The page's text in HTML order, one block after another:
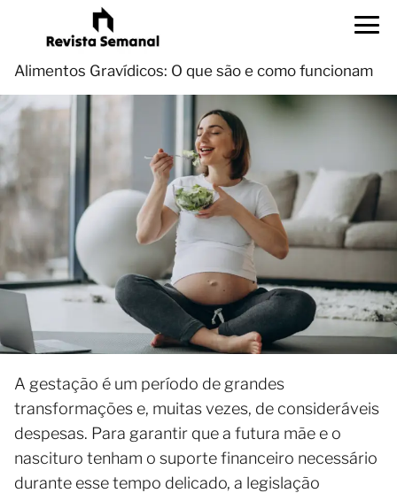
Alimentos Gravídicos: O que são e como funcionam
A gestação é um período de grandes
transformações e, muitas vezes, de consideráveis
despesas. Para garantir que a futura mãe e o
nascituro tenham o suporte financeiro necessário
durante esse tempo delicado, a legislação